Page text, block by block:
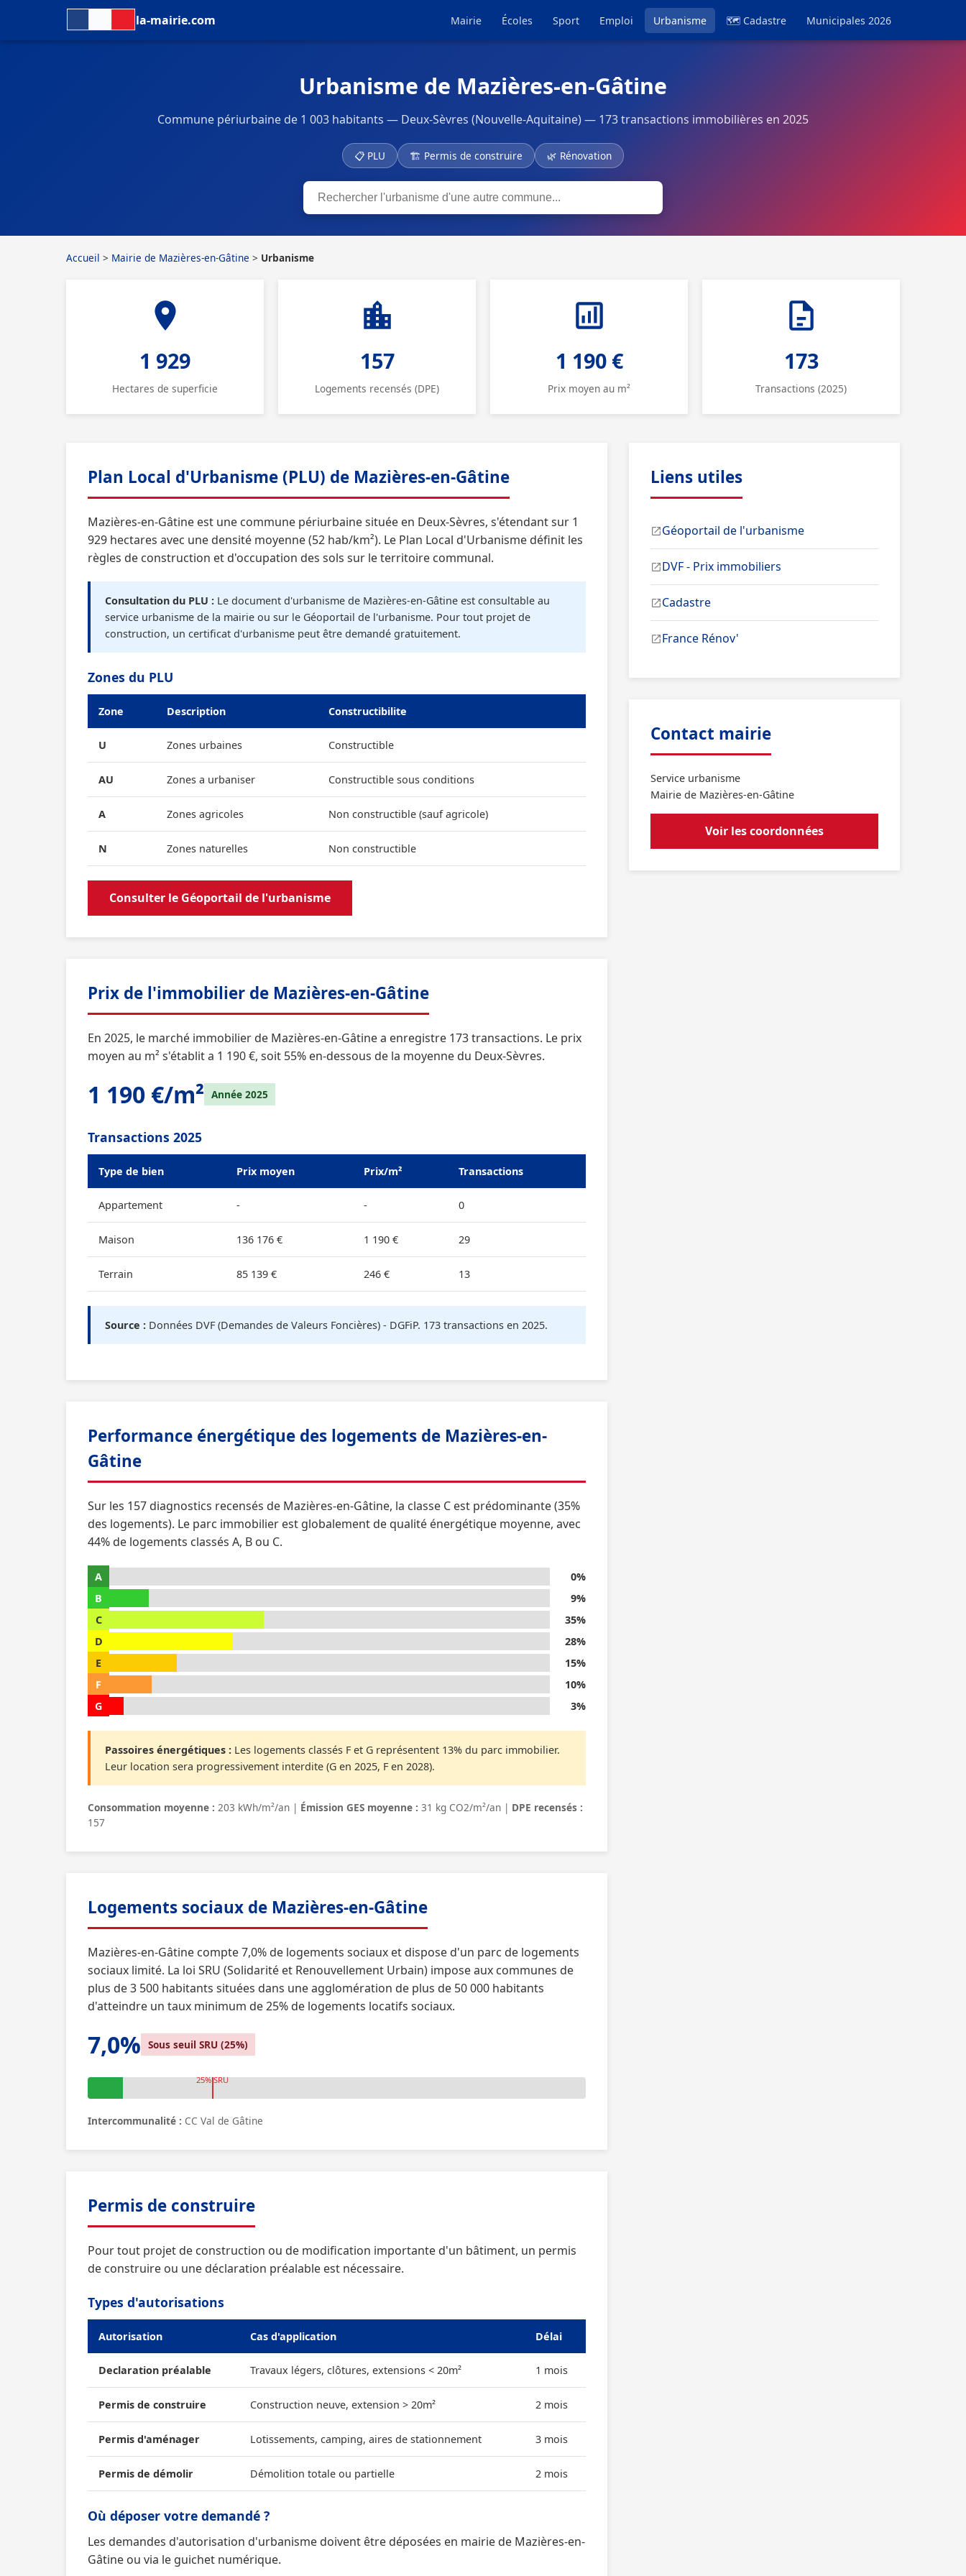
la-mairie.com Mairie Écoles Sport Emploi Urbanisme 🗺 Cadastre Municipales 2026
Urbanisme de Mazières-en-Gâtine
Commune périurbaine de 1 003 habitants — Deux-Sèvres (Nouvelle-Aquitaine) — 173 transactions immobilières en 2025
📋 PLU 🏗 Permis de construire 🌿 Rénovation
Accueil > Mairie de Mazières-en-Gâtine > Urbanisme
1 929
Hectares de superficie
157
Logements recensés (DPE)
1 190 €
Prix moyen au m²
173
Transactions (2025)
Plan Local d'Urbanisme (PLU) de Mazières-en-Gâtine
Mazières-en-Gâtine est une commune périurbaine située en Deux-Sèvres, s'étendant sur 1
929 hectares avec une densité moyenne (52 hab/km²). Le Plan Local d'Urbanisme définit les
règles de construction et d'occupation des sols sur le territoire communal.
Consultation du PLU : Le document d'urbanisme de Mazières-en-Gâtine est consultable au
service urbanisme de la mairie ou sur le Géoportail de l'urbanisme. Pour tout projet de
construction, un certificat d'urbanisme peut être demandé gratuitement.
Zones du PLU
Zone Description Constructibilite
U Zones urbaines Constructible
AU Zones a urbaniser Constructible sous conditions
A Zones agricoles Non constructible (sauf agricole)
N Zones naturelles Non constructible
Consulter le Géoportail de l'urbanisme
Prix de l'immobilier de Mazières-en-Gâtine
En 2025, le marché immobilier de Mazières-en-Gâtine a enregistre 173 transactions. Le prix
moyen au m² s'établit a 1 190 €, soit 55% en-dessous de la moyenne du Deux-Sèvres.
1 190 €/m² Année 2025
Transactions 2025
Type de bien Prix moyen Prix/m² Transactions
Appartement - - 0
Maison 136 176 € 1 190 € 29
Terrain 85 139 € 246 € 13
Source : Données DVF (Demandes de Valeurs Foncières) - DGFiP. 173 transactions en 2025.
Performance énergétique des logements de Mazières-en-
Gâtine
Sur les 157 diagnostics recensés de Mazières-en-Gâtine, la classe C est prédominante (35%
des logements). Le parc immobilier est globalement de qualité énergétique moyenne, avec
44% de logements classés A, B ou C.
A
0%
B
9%
C
35%
D
28%
E
15%
F
10%
G
3%
Passoires énergétiques : Les logements classés F et G représentent 13% du parc immobilier.
Leur location sera progressivement interdite (G en 2025, F en 2028).
Consommation moyenne : 203 kWh/m²/an | Émission GES moyenne : 31 kg CO2/m²/an | DPE recensés :
157
Logements sociaux de Mazières-en-Gâtine
Mazières-en-Gâtine compte 7,0% de logements sociaux et dispose d'un parc de logements
sociaux limité. La loi SRU (Solidarité et Renouvellement Urbain) impose aux communes de
plus de 3 500 habitants situées dans une agglomération de plus de 50 000 habitants
d'atteindre un taux minimum de 25% de logements locatifs sociaux.
7,0% Sous seuil SRU (25%)
25% SRU
Intercommunalité : CC Val de Gâtine
Permis de construire
Pour tout projet de construction ou de modification importante d'un bâtiment, un permis
de construire ou une déclaration préalable est nécessaire.
Types d'autorisations
Autorisation Cas d'application Délai
Declaration préalable Travaux légers, clôtures, extensions < 20m² 1 mois
Permis de construire Construction neuve, extension > 20m² 2 mois
Permis d'aménager Lotissements, camping, aires de stationnement 3 mois
Permis de démolir Démolition totale ou partielle 2 mois
Où déposer votre demandé ?
Les demandes d'autorisation d'urbanisme doivent être déposées en mairie de Mazières-en-
Gâtine ou via le guichet numérique.
Liens utiles
Géoportail de l'urbanisme
DVF - Prix immobiliers
Cadastre
France Rénov'
Contact mairie
Service urbanisme
Mairie de Mazières-en-Gâtine
Voir les coordonnées